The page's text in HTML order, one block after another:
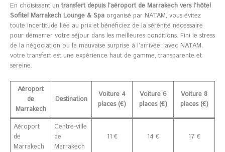
En choisissant un transfert depuis l’aéroport de Marrakech vers l’hôtel
Sofitel Marrakech Lounge & Spa organisé par NATAM, vous évitez
toute incertitude liée au prix et bénéficiez de la sérénité nécessaire
pour démarrer votre séjour dans les meilleures conditions. Fini le stress
de la négociation ou la mauvaise surprise à l’arrivée : avec NATAM,
votre transfert est une expérience haut de gamme, transparente et
sereine.
Aéroport
de
Marrakech
Destination
Voiture 4
places (€)
Voiture 6
places (€)
Voiture 8
places (€)
Aéroport
de
Marrakech
Centre-ville
de
Marrakech
11 € 14 € 17 €